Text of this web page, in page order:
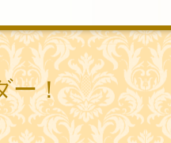
ー！